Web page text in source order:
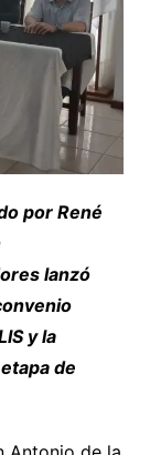
por René
lanzó
y la
de